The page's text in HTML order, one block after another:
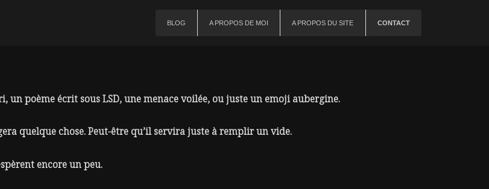
BLOG A PROPOS DE MOI A PROPOS DU SITE CONTACT
un poème écrit sous LSD, une menace voilée, ou juste un emoji aubergine.
quelque chose. Peut-être qu’il servira juste à remplir un vide.
encore un peu.